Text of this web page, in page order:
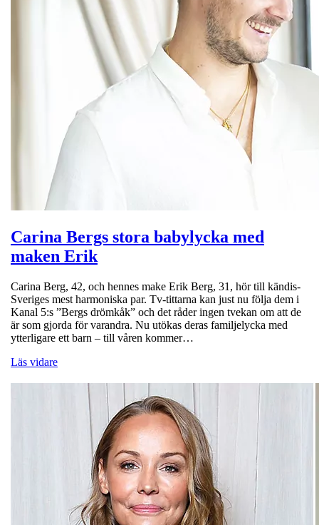
Carina Bergs stora babylycka med
maken Erik
Carina Berg, 42, och hennes make Erik Berg, 31, hör till kändis-
Sveriges mest harmoniska par. Tv-tittarna kan just nu följa dem i
Kanal 5:s ”Bergs drömkåk” och det råder ingen tvekan om att de
är som gjorda för varandra. Nu utökas deras familjelycka med
ytterligare ett barn – till våren kommer…
Läs vidare